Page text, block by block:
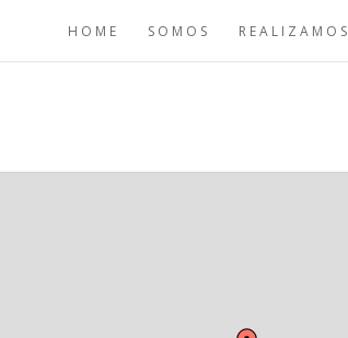
HOME SOMOS REALIZAMOS